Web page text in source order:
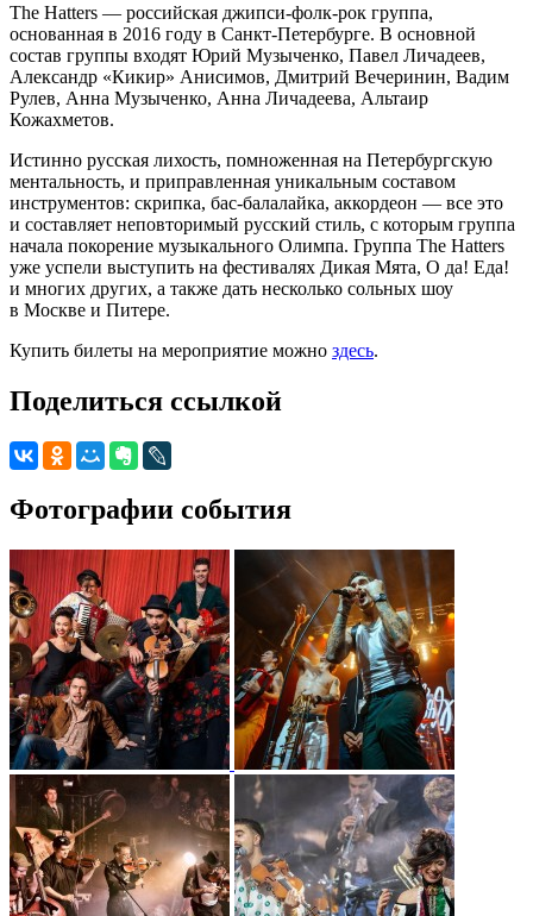
The Hatters — российская джипси-фолк-рок группа,
основанная в 2016 году в Санкт-Петербурге. В основной
состав группы входят Юрий Музыченко, Павел Личадеев,
Александр «Кикир» Анисимов, Дмитрий Вечеринин, Вадим
Рулев, Анна Музыченко, Анна Личадеева, Альтаир
Кожахметов.
Истинно русская лихость, помноженная на Петербургскую
ментальность, и приправленная уникальным составом
инструментов: скрипка, бас-балалайка, аккордеон — все это
и составляет неповторимый русский стиль, с которым группа
начала покорение музыкального Олимпа. Группа The Hatters
уже успели выступить на фестивалях Дикая Мята, О да! Еда!
и многих других, а также дать несколько сольных шоу
в Москве и Питере.
Купить билеты на мероприятие можно здесь.
Поделиться ссылкой
Фотографии события